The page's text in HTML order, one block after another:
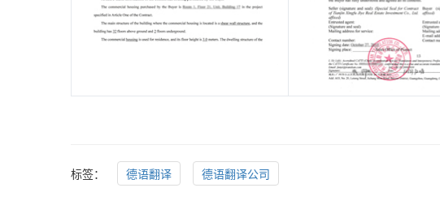
标签： 德语翻译 德语翻译公司